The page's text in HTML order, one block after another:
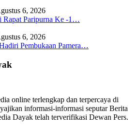
6, 2026
Rapat Paripurna Ke -1…
6, 2026
Pembukaan Pamera…
online terlengkap dan terpercaya di
informasi-informasi seputar Berita
Dayak telah terverifikasi Dewan Pers.